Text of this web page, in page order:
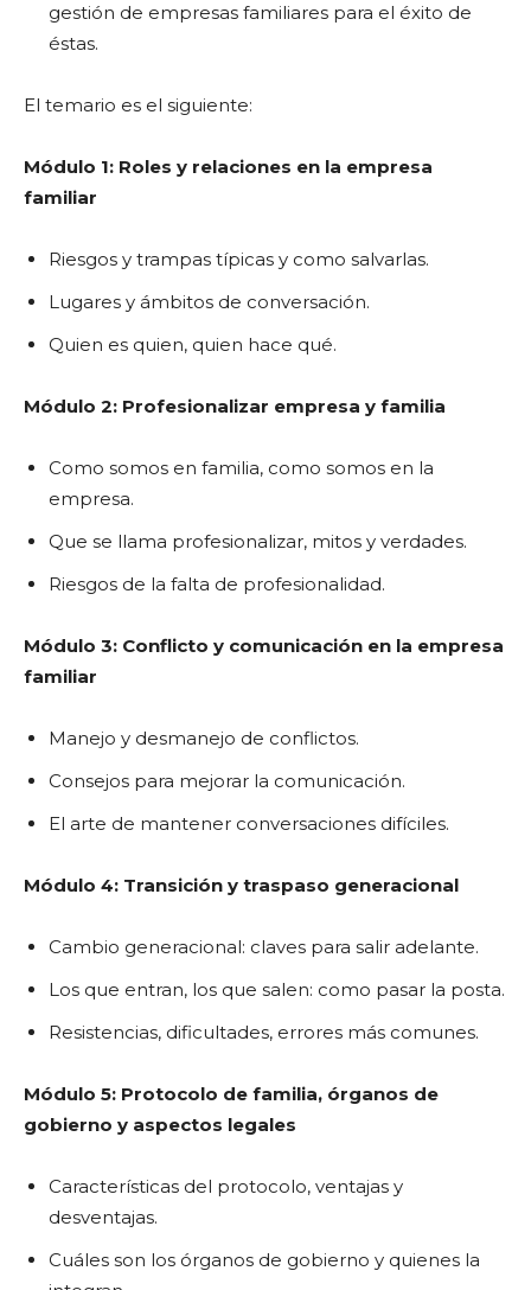
gestión de empresas familiares para el éxito de
éstas.
El temario es el siguiente:
Módulo 1: Roles y relaciones en la empresa
familiar
Riesgos y trampas típicas y como salvarlas.
Lugares y ámbitos de conversación.
Quien es quien, quien hace qué.
Módulo 2: Profesionalizar empresa y familia
Como somos en familia, como somos en la
empresa.
Que se llama profesionalizar, mitos y verdades.
Riesgos de la falta de profesionalidad.
Módulo 3: Conflicto y comunicación en la empresa
familiar
Manejo y desmanejo de conflictos.
Consejos para mejorar la comunicación.
El arte de mantener conversaciones difíciles.
Módulo 4: Transición y traspaso generacional
Cambio generacional: claves para salir adelante.
Los que entran, los que salen: como pasar la posta.
Resistencias, dificultades, errores más comunes.
Módulo 5: Protocolo de familia, órganos de
gobierno y aspectos legales
Características del protocolo, ventajas y
desventajas.
Cuáles son los órganos de gobierno y quienes la